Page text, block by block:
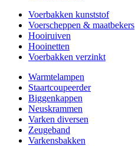
Voerbakken kunststof
Voerscheppen & maatbekers
Hooiruiven
Hooinetten
Voerbakken verzinkt
Warmtelampen
Staartcoupeerder
Biggenkappen
Neuskrammen
Varken diversen
Zeugeband
Varkensbakken